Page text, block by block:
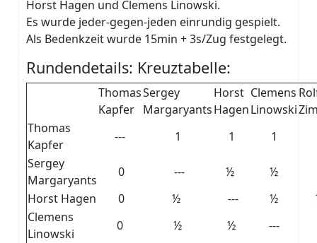
Horst Hagen und Clemens Linowski.
Es wurde jeder-gegen-jeden einrundig gespielt.
Als Bedenkzeit wurde 15min + 3s/Zug festgelegt.
Rundendetails: Kreuztabelle:
Thomas
Kapfer
Sergey
Margaryants
Horst
Hagen
Clemens
Linowski
Thomas
Kapfer
--- 1 1 1
Sergey
Margaryants
0 --- ½ ½
Horst Hagen
0 ½ --- ½
Clemens
Linowski
0 ½ ½ ---